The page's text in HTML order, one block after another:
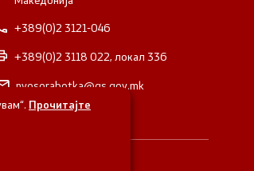
+389(0)2 3121-046
+389(0)2 3118 022, локал 336
nvosorabotka@gs.gov.mk
Прочитајте